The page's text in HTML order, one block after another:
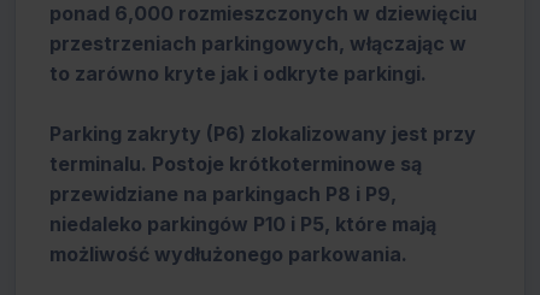
ponad 6,000 rozmieszczonych w dziewięciu
przestrzeniach parkingowych, włączając w
to zarówno kryte jak i odkryte parkingi.
Parking zakryty (P6) zlokalizowany jest przy
terminalu. Postoje krótkoterminowe są
przewidziane na parkingach P8 i P9,
niedaleko parkingów P10 i P5, które mają
możliwość wydłużonego parkowania.